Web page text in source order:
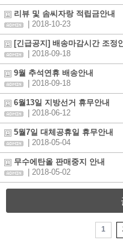
리뷰 및 솜씨자랑 적립금안내
| 2018-10-23
[긴급공지] 배송마감시간 조정
| 2018-09-18
9월 추석연휴 배송안내
| 2018-09-18
6월13일 지방선거 휴무안내
| 2018-06-12
5월7일 대체공휴일 휴무안내
| 2018-05-04
무수에탄올 판매중지 안내
| 2018-05-02
1